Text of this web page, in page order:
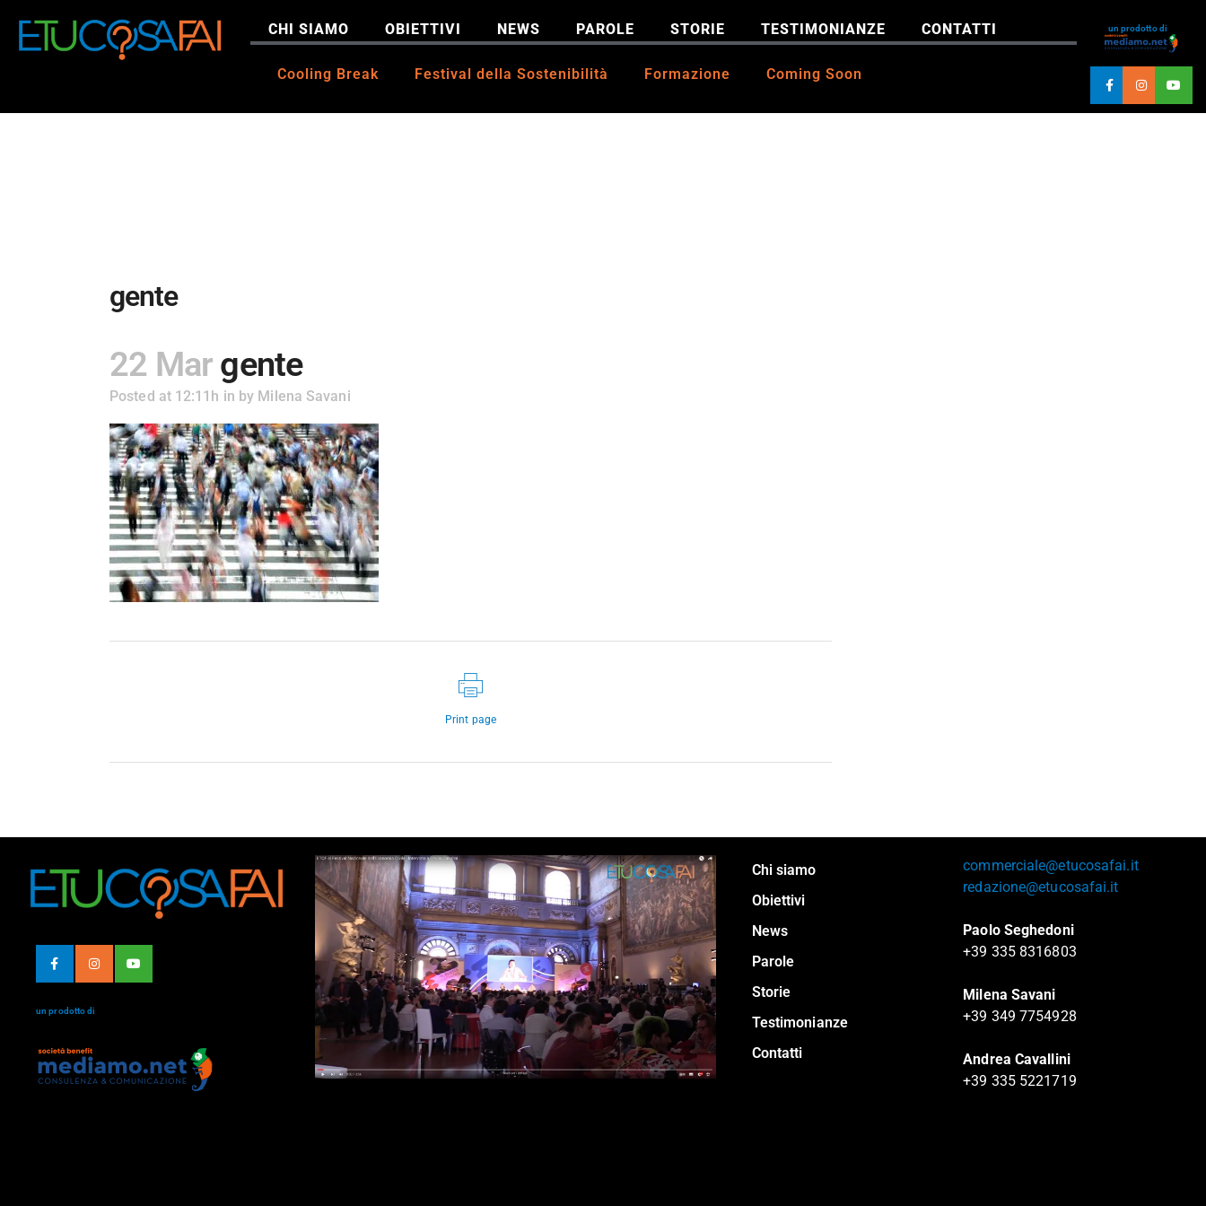
CHI SIAMO OBIETTIVI NEWS PAROLE STORIE TESTIMONIANZE CONTATTI
Cooling Break Festival della Sostenibilità Formazione Coming Soon
un prodotto di
gente
22 Mar gente
Posted at 12:11h in by Milena Savani
Print page
un prodotto di
Chi siamo
Obiettivi
News
Parole
Storie
Testimonianze
Contatti
commerciale@etucosafai.it
redazione@etucosafai.it
Paolo Seghedoni
+39 335 8316803
Milena Savani
+39 349 7754928
Andrea Cavallini
+39 335 5221719